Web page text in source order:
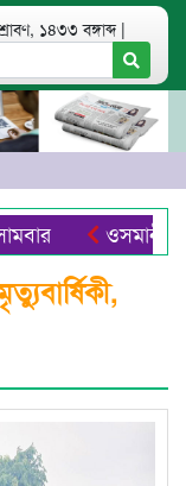
১৪৩৩ বঙ্গাব্দ |
-বাণিজ্যমন্ত্রী